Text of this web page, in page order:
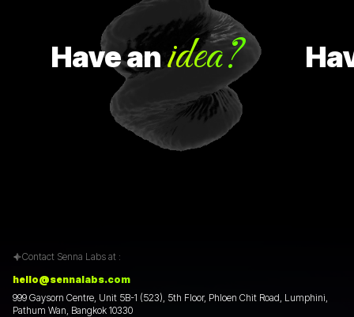
Haveanidea? Have
Contact Senna Labs at :
hello@sennalabs.com
999 Gaysorn Centre, Unit 5B-1 (523), 5th Floor, Phloen Chit Road, Lumphini,
Pathum Wan, Bangkok 10330